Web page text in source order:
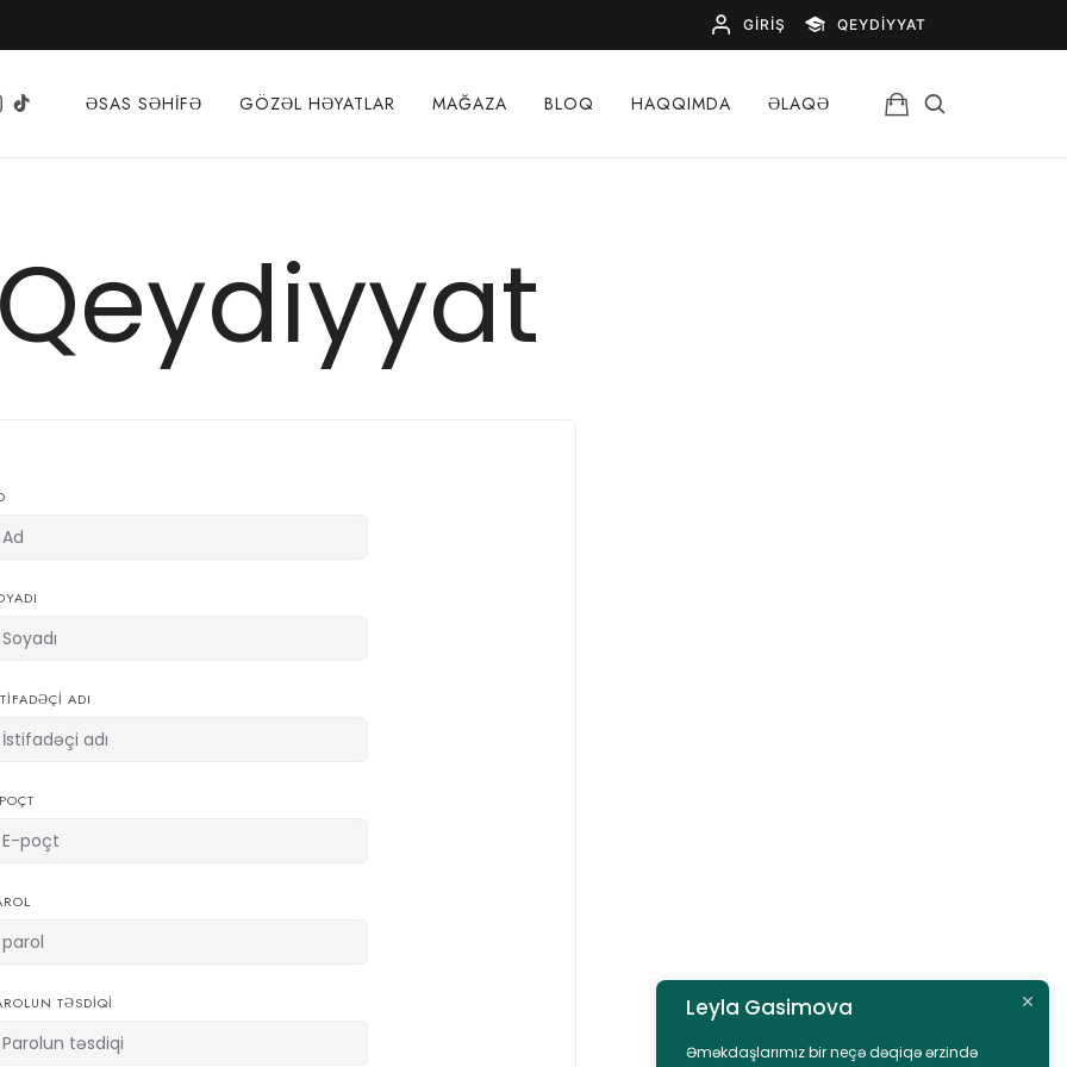
QEYDIYYAT
GIRIŞ
ƏSAS SƏHIFƏ GÖZƏL HƏYATLAR MAĞAZA BLOQ HAQQIMDA ƏLAQƏ
Qeydiyyat
ADI
TƏSDIQI Leyla Gasimova
Əməkdaşlarımız bir neçə dəqiqə ərzində